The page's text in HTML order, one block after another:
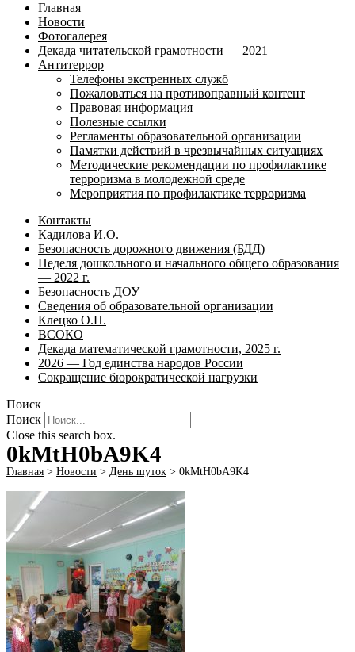
Главная
Новости
Фотогалерея
Декада читательской грамотности — 2021
Антитеррор
Телефоны экстренных служб
Пожаловаться на противоправный контент
Правовая информация
Полезные ссылки
Регламенты образовательной организации
Памятки действий в чрезвычайных ситуациях
Методические рекомендации по профилактике
терроризма в молодежной среде
Мероприятия по профилактике терроризма
Контакты
Кадилова И.О.
Безопасность дорожного движения (БДД)
Неделя дошкольного и начального общего образования
— 2022 г.
Безопасность ДОУ
Сведения об образовательной организации
Клецко О.Н.
ВСОКО
Декада математической грамотности, 2025 г.
2026 — Год единства народов России
Сокращение бюрократической нагрузки
Поиск
Поиск
Close this search box.
0kMtH0bA9K4
Главная > Новости > День шуток > 0kMtH0bA9K4